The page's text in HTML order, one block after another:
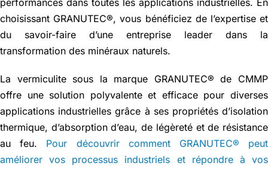
performances dans toutes les applications industrielles. En
choisissant GRANUTEC®, vous bénéficiez de l’expertise et
du savoir-faire d’une entreprise leader dans la
transformation des minéraux naturels.
La vermiculite sous la marque GRANUTEC® de CMMP
offre une solution polyvalente et efficace pour diverses
applications industrielles grâce à ses propriétés d’isolation
thermique, d’absorption d’eau, de légèreté et de résistance
au feu. Pour découvrir comment GRANUTEC® peut
améliorer vos processus industriels et répondre à vos